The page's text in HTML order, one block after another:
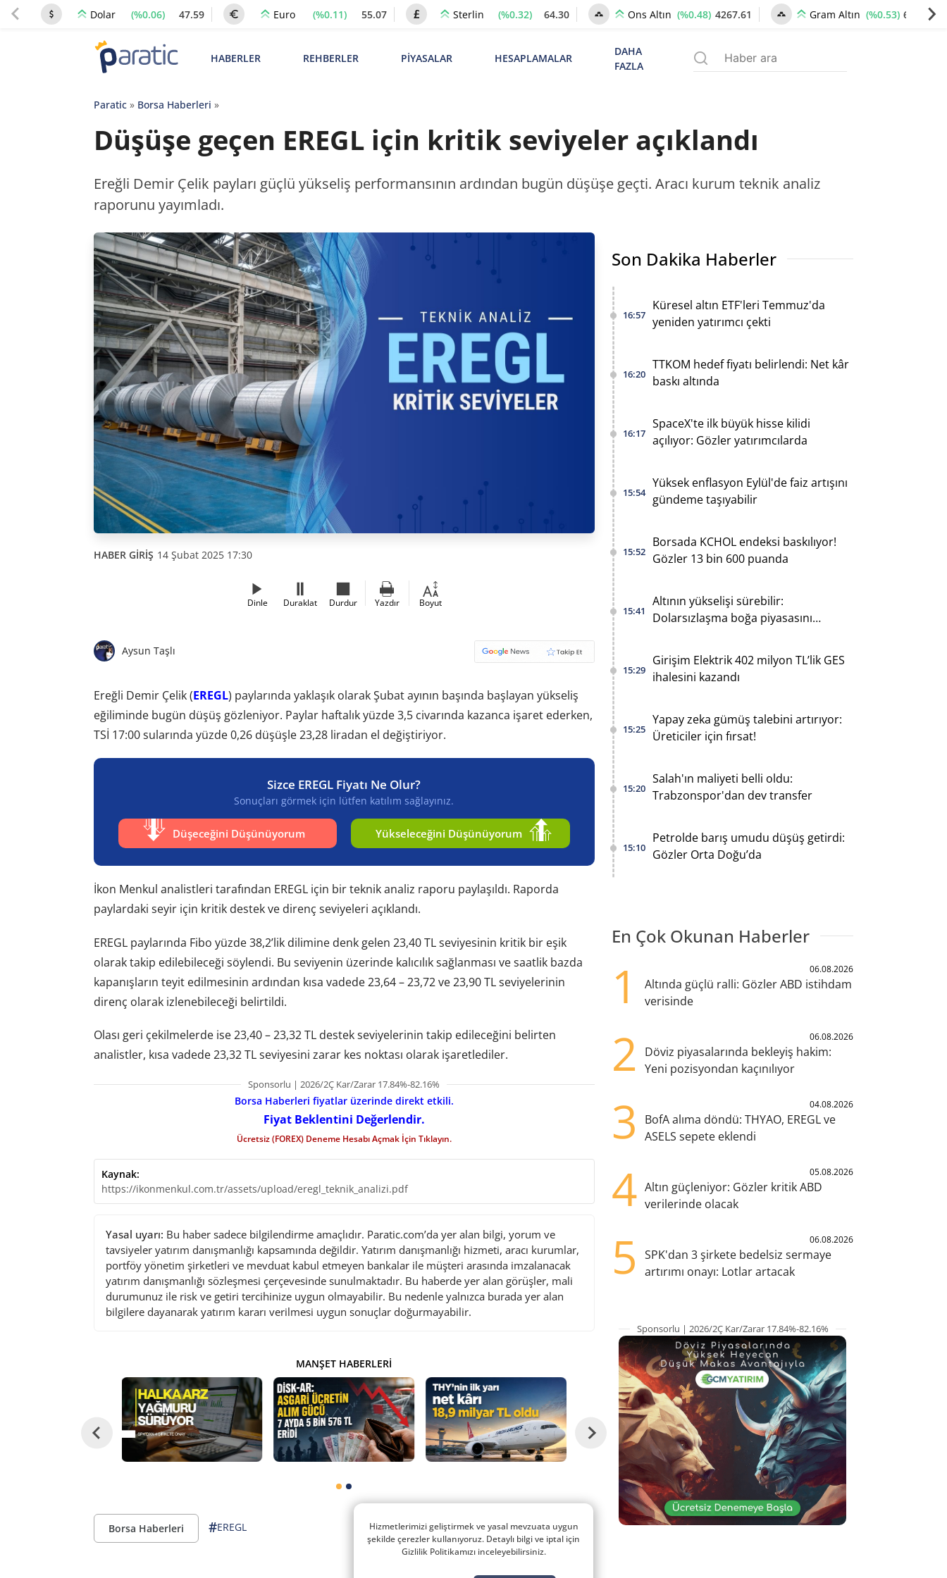
Dolar (%0.06) 47.59 Euro (%0.11) 55.07 Sterlin (%0.32) 64.30 Ons Altın (%0.48) 4267.61 Gram Altın (%0.53) 6530.83
HABERLER REHBERLER PİYASALAR HESAPLAMALAR
DAHA
FAZLA
Paratic» Borsa Haberleri »
Düşüşe geçen EREGL için kritik seviyeler açıklandı
Ereğli Demir Çelik payları güçlü yükseliş performansının ardından bugün düşüşe geçti. Aracı kurum teknik analiz
raporunu yayımladı.
HABER GİRİŞ 14 Şubat 2025 17:30
Dinle Duraklat Durdur Yazdır Boyut
Aysun Taşlı
Ereğli Demir Çelik (EREGL) paylarında yaklaşık olarak Şubat ayının başında başlayan yükseliş
eğiliminde bugün düşüş gözleniyor. Paylar haftalık yüzde 3,5 civarında kazanca işaret ederken,
TSİ 17:00 sularında yüzde 0,26 düşüşle 23,28 liradan el değiştiriyor.
Sizce EREGL Fiyatı Ne Olur?
Sonuçları görmek için lütfen katılım sağlayınız.
Düşeceğini Düşünüyorum Yükseleceğini Düşünüyorum
İkon Menkul analistleri tarafından EREGL için bir teknik analiz raporu paylaşıldı. Raporda
paylardaki seyir için kritik destek ve direnç seviyeleri açıklandı.
EREGL paylarında Fibo yüzde 38,2’lik dilimine denk gelen 23,40 TL seviyesinin kritik bir eşik
olarak takip edilebileceği söylendi. Bu seviyenin üzerinde kalıcılık sağlanması ve saatlik bazda
kapanışların teyit edilmesinin ardından kısa vadede 23,64 – 23,72 ve 23,90 TL seviyelerinin
direnç olarak izlenebileceği belirtildi.
Olası geri çekilmelerde ise 23,40 – 23,32 TL destek seviyelerinin takip edileceğini belirten
analistler, kısa vadede 23,32 TL seviyesini zarar kes noktası olarak işaretlediler.
Sponsorlu | 2026/2Ç Kar/Zarar 17.84%-82.16%
Borsa Haberleri fiyatlar üzerinde direkt etkili.
Fiyat Beklentini Değerlendir.
Ücretsiz (FOREX) Deneme Hesabı Açmak İçin Tıklayın.
Kaynak:
https://ikonmenkul.com.tr/assets/upload/eregl_teknik_analizi.pdf
Yasal uyarı: Bu haber sadece bilgilendirme amaçlıdır. Paratic.com’da yer alan bilgi, yorum ve
tavsiyeler yatırım danışmanlığı kapsamında değildir. Yatırım danışmanlığı hizmeti, aracı kurumlar,
portföy yönetim şirketleri ve mevduat kabul etmeyen bankalar ile müşteri arasında imzalanacak
yatırım danışmanlığı sözleşmesi çerçevesinde sunulmaktadır. Bu haberde yer alan görüşler, mali
durumunuz ile risk ve getiri tercihinize uygun olmayabilir. Bu nedenle yalnızca burada yer alan
bilgilere dayanarak yatırım kararı verilmesi uygun sonuçlar doğurmayabilir.
MANŞET HABERLERI
Borsa Haberleri #EREGL
Son Dakika Haberler
16:57
Küresel altın ETF'leri Temmuz'da
yeniden yatırımcı çekti
16:20
TTKOM hedef fiyatı belirlendi: Net kâr
baskı altında
16:17
SpaceX'te ilk büyük hisse kilidi
açılıyor: Gözler yatırımcılarda
15:54
Yüksek enflasyon Eylül'de faiz artışını
gündeme taşıyabilir
15:52
Borsada KCHOL endeksi baskılıyor!
Gözler 13 bin 600 puanda
15:41
Altının yükselişi sürebilir:
Dolarsızlaşma boğa piyasasını
15:29
Girişim Elektrik 402 milyon TL’lik GES
ihalesini kazandı
15:25
Yapay zeka gümüş talebini artırıyor:
Üreticiler için fırsat!
15:20
Salah'ın maliyeti belli oldu:
Trabzonspor'dan dev transfer
15:10
Petrolde barış umudu düşüş getirdi:
Gözler Orta Doğu’da
En Çok Okunan Haberler
1 06.08.2026
Altında güçlü ralli: Gözler ABD istihdam
verisinde
2 06.08.2026
Döviz piyasalarında bekleyiş hakim:
Yeni pozisyondan kaçınılıyor
3 04.08.2026
BofA alıma döndü: THYAO, EREGL ve
ASELS sepete eklendi
4 05.08.2026
Altın güçleniyor: Gözler kritik ABD
verilerinde olacak
5 06.08.2026
SPK'dan 3 şirkete bedelsiz sermaye
artırımı onayı: Lotlar artacak
Sponsorlu | 2026/2Ç Kar/Zarar 17.84%-82.16%
Hizmetlerimizi geliştirmek ve yasal mevzuata uygun
şekilde çerezler kullanıyoruz. Detaylı bilgi ve iptal için
Gizlilik Politikamızı inceleyebilirsiniz.